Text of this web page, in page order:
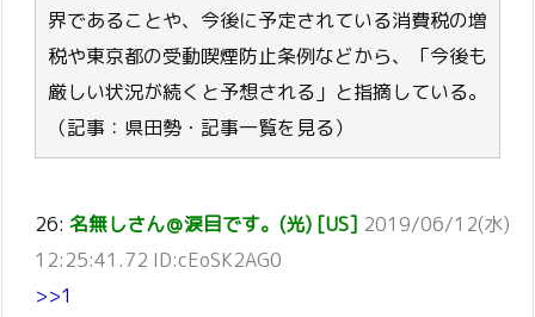
界であることや、今後に予定されている消費税の増
税や東京都の受動喫煙防止条例などから、「今後も
厳しい状況が続くと予想される」と指摘している。
（記事：県田勢・記事一覧を見る）
26: 名無しさん＠涙目です。(光) [US] 2019/06/12(水)
12:25:41.72 ID:cEoSK2AG0
>>1